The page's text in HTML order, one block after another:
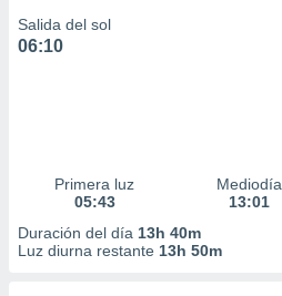
Salida del sol
06:10
Primera luz
05:43
Mediodía
13:01
Duración del día 13h 40m
Luz diurna restante 13h 50m